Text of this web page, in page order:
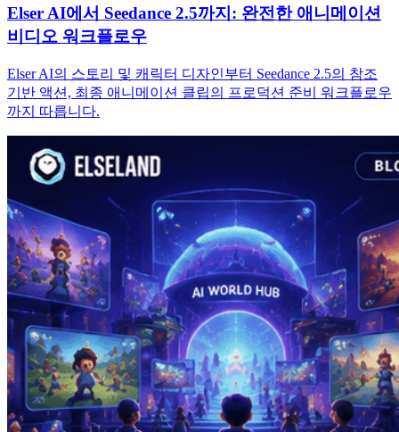
Elser AI에서 Seedance 2.5까지: 완전한 애니메이션
비디오 워크플로우
Elser AI의 스토리 및 캐릭터 디자인부터 Seedance 2.5의 참조
기반 액션, 최종 애니메이션 클립의 프로덕션 준비 워크플로우
까지 따릅니다.